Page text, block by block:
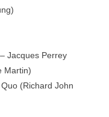
Jacques Perrey
Martin)
(Richard John